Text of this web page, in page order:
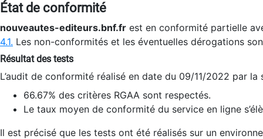
État de conformité
nouveautes-editeurs.bnf.fr est en conformité partielle
4.1. Les non-conformités et les éventuelles dérogations
Résultat des tests
L’audit de conformité réalisé en date du 09/11/2022 par
66.67% des critères RGAA sont respectés.
Le taux moyen de conformité du service en ligne
Il est précisé que les tests ont été réalisés sur un